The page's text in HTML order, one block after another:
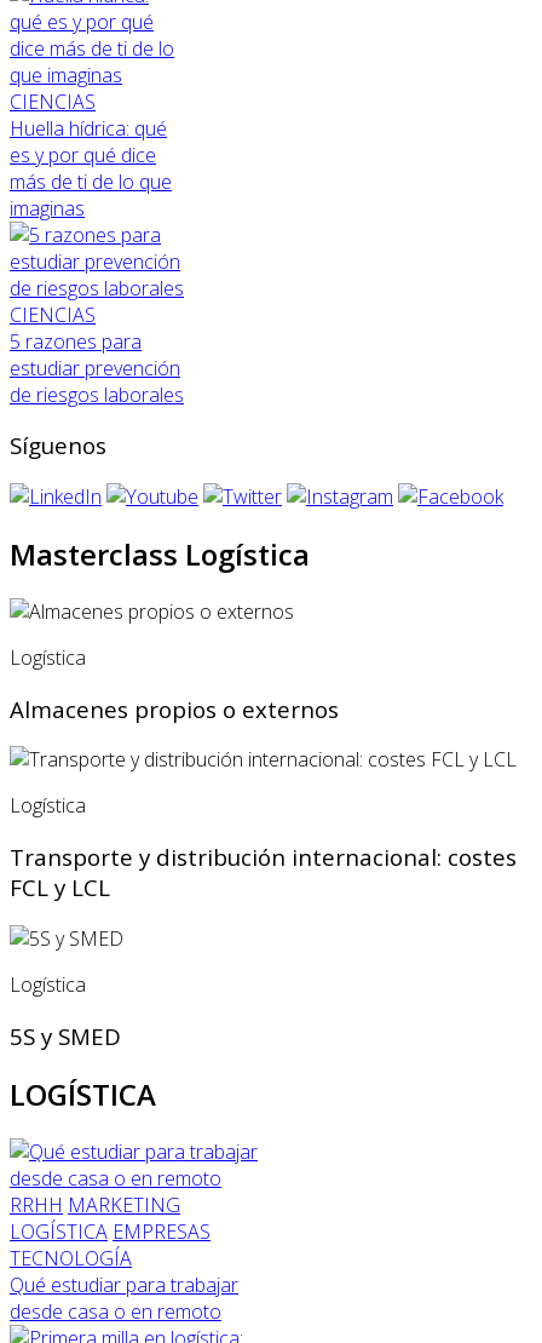
CIENCIAS
Huella hídrica: qué
es y por qué dice
más de ti de lo que
imaginas
CIENCIAS
5 razones para
estudiar prevención
de riesgos laborales
Síguenos
Masterclass Logística
Logística
Almacenes propios o externos
Logística
Transporte y distribución internacional: costes
FCL y LCL
Logística
5S y SMED
LOGÍSTICA
RRHH MARKETING
LOGÍSTICA EMPRESAS
TECNOLOGÍA
Qué estudiar para trabajar
desde casa o en remoto